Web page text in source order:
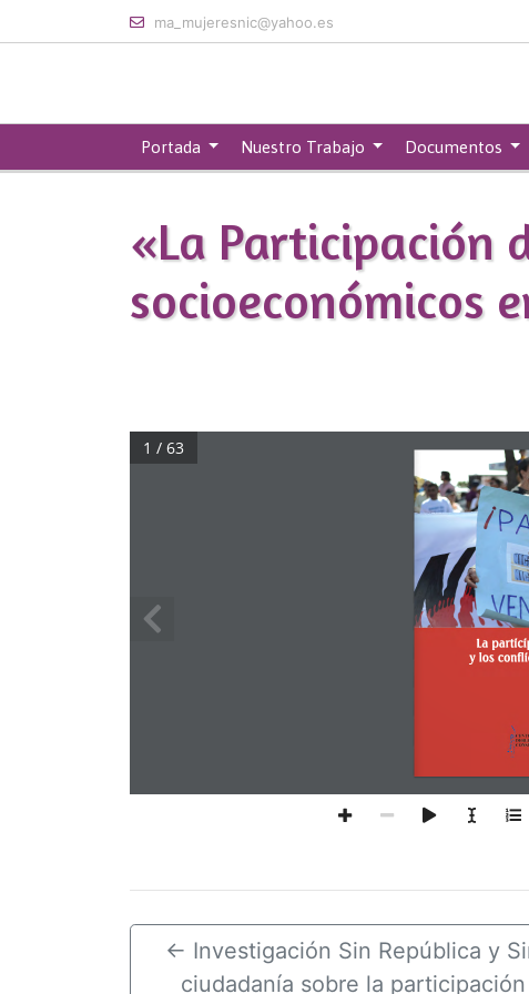
Skip to main contentma_mujeresnic@yahoo.es
Portada Nuestro Trabajo Documentos
«La Participación
socioeconómicos
1 / 63
← Investigación Sin República y
ciudadanía sobre la participación